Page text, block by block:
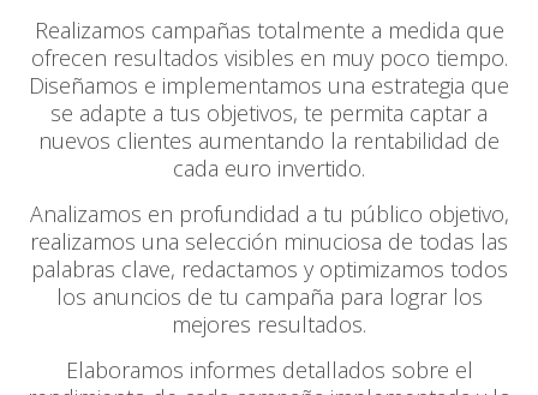
Realizamos campañas totalmente a medida que
ofrecen resultados visibles en muy poco tiempo.
Diseñamos e implementamos una estrategia que
se adapte a tus objetivos, te permita captar a
nuevos clientes aumentando la rentabilidad de
cada euro invertido.
Analizamos en profundidad a tu público objetivo,
realizamos una selección minuciosa de todas las
palabras clave, redactamos y optimizamos todos
los anuncios de tu campaña para lograr los
mejores resultados.
Elaboramos informes detallados sobre el